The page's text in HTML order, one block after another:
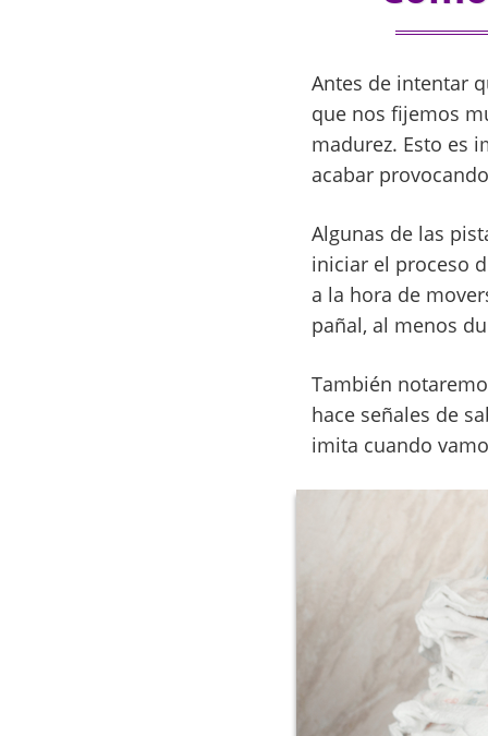
Antes de intentar
que nos fijemos
madurez. Esto es
acabar
Algunas de las
iniciar el proceso
a la hora de
pañal, al menos
También
hace señales de
imita cuando